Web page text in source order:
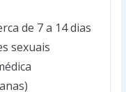
de 7 a 14 dias
sexuais